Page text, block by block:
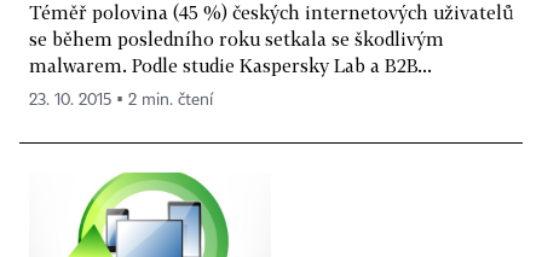
Téměř polovina (45 %) českých internetových uživatelů
se během posledního roku setkala se škodlivým
malwarem. Podle studie Kaspersky Lab a B2B...
23. 10. 2015 ▪ 2 min. čtení